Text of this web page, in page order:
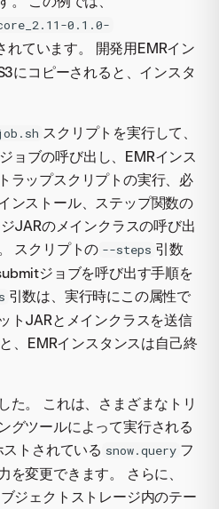
0.1.0-
れています。 開発用EMRイン
にコピーされると、インスタ
スクリプトを実行して、
ョブの呼び出し、EMRインス
ラップスクリプトの実行、必
ンストール、ステップ関数の
JARのメインクラスの呼び出
スクリプトの --steps 引数
ジョブを呼び出す手順を
引数は、実行時にこの属性で
トJARとメインクラスを送信
、EMRインスタンスは自己終
た。 これは、さまざまなトリ
グツールによって実行される
トされている snow.query フ
を変更できます。 さらに、
ジェクトストレージ内のテー